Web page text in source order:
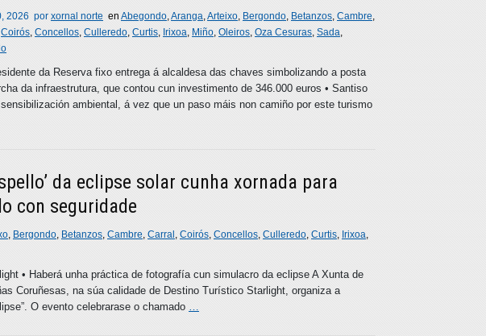
2026 por xornal norte en Abegondo,Aranga,Arteixo, Bergondo, Betanzos, Cambre,
Coirós, Concellos, Culleredo, Curtis, Irixoa, Miño, Oleiros, Oza Cesuras, Sada,
da Reserva fixo entrega á alcaldesa das chaves simbolizando a posta
da infraestrutura, que contou cun investimento de 346.000 euros • Santiso
ambiental, á vez que un paso máis non camiño por este turismo
da eclipse solar cunha xornada para
con seguridade
, Bergondo, Betanzos, Cambre, Carral , Coirós, Concellos, Culleredo, Curtis, Irixoa,
• Haberá unha práctica de fotografía cun simulacro da eclipse A Xunta de
Coruñesas, na súa calidade de Destino Turístico Starlight, organiza a
O evento celebrarase o chamado …